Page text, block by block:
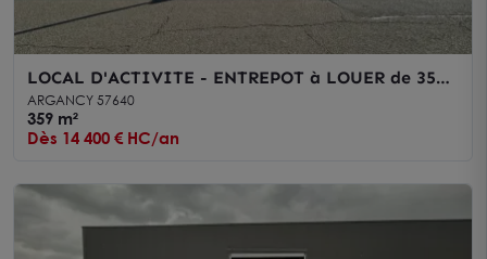
LOCAL D'ACTIVITE - ENTREPOT à LOUER de 359
m²
ARGANCY 57640
359 m²
Dès 14 400 € HC/an